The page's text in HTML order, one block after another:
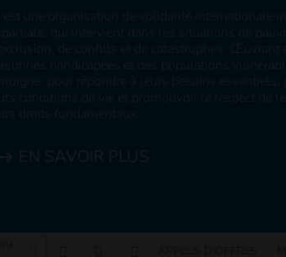
est une organisation de solidarité internationale
qui intervient dans les situations de
de conflits et de catastrophes. Œuvrant
handicapées et des populations
pour répondre à leurs besoins essentiels,
conditions de vie et promouvoir le respect de
droits fondamentaux.
EN SAVOIR PLUS